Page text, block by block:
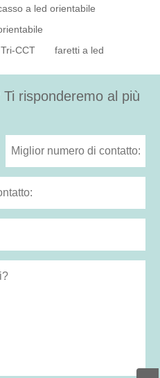
a led orientabile
CCT
faretti a led
risponderemo al più